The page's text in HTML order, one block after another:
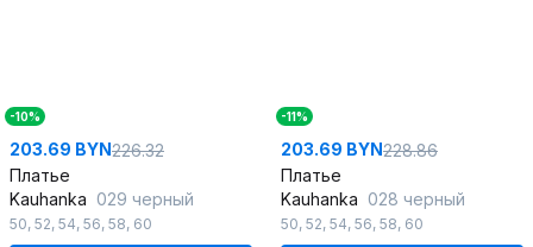
-10%
203.69 BYN226.32
Платье
Kauhanka 029 черный
50, 52, 54, 56, 58, 60
-11%
203.69 BYN228.86
Платье
Kauhanka 028 черный
50, 52, 54, 56, 58, 60